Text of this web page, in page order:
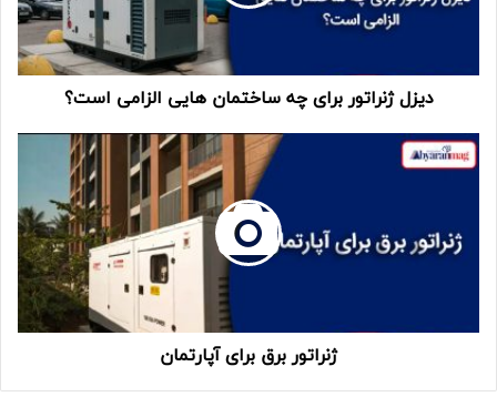
دیزل ژنراتور برای چه ساختمان هایی الزامی است؟
ژنراتور برق برای آپارتمان